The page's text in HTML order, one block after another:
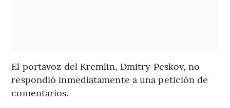
El portavoz del Kremlin, Dmitry Peskov, no
respondió inmediatamente a una petición de
comentarios.